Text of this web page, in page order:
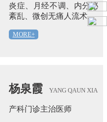
炎症、月经不调、内分泌
紊乱、微创无痛人流术。
MORE+
杨泉霞 YANG QAUN XIA
产科门诊主治医师